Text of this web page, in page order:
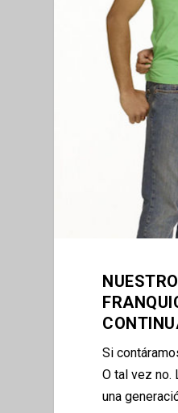
Si contá
O tal vez no.
una